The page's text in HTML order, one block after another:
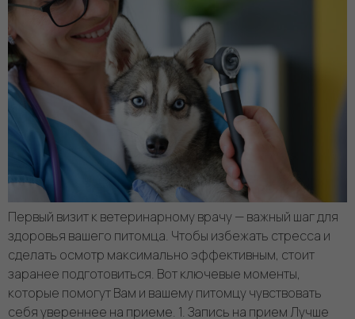
Первый визит к ветеринарному врачу — важный шаг для
здоровья вашего питомца. Чтобы избежать стресса и
сделать осмотр максимально эффективным, стоит
заранее подготовиться. Вот ключевые моменты,
которые помогут Вам и вашему питомцу чувствовать
себя увереннее на приеме. 1. Запись на прием Лучше